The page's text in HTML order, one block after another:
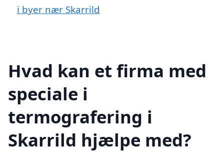
i byer nær Skarrild
Hvad kan et firma med
speciale i
termografering i
Skarrild hjælpe med?